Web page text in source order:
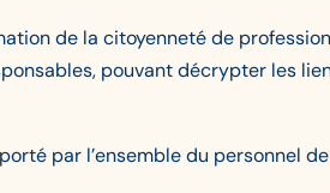
de la citoyenneté de
pouvant décrypter les
par l’ensemble du personnel